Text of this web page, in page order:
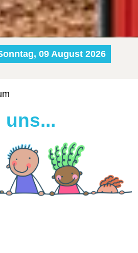
09 August 2026
uns...